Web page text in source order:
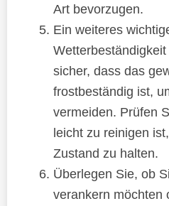
Art bevorzugen.
Ein weiteres
sicher, dass das
frostbeständig ist,
vermeiden. Prüfen
leicht zu reinigen
Zustand zu halten.
Überlegen Sie, ob
verankern möchten